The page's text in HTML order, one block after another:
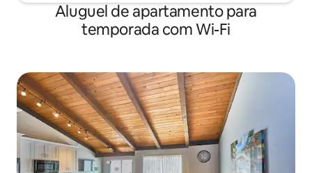
Aluguel de apartamento para
temporada com Wi-Fi